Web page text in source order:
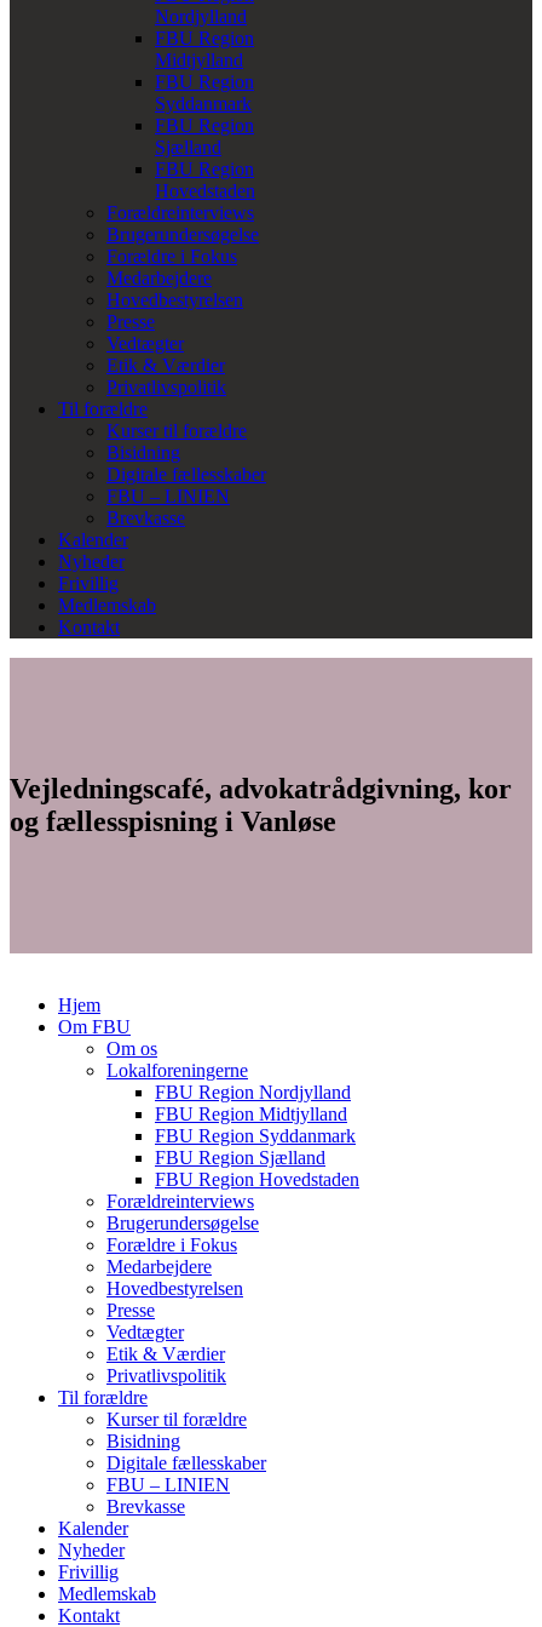
Nordjylland
FBU Region
Midtjylland
FBU Region
Syddanmark
FBU Region
Sjælland
FBU Region
Hovedstaden
Forældreinterviews
Brugerundersøgelse
Forældre i Fokus
Medarbejdere
Hovedbestyrelsen
Presse
Vedtægter
Etik & Værdier
Privatlivspolitik
Til forældre
Kurser til forældre
Bisidning
Digitale fællesskaber
FBU – LINIEN
Brevkasse
Kalender
Nyheder
Frivillig
Medlemskab
Kontakt
Vejledningscafé, advokatrådgivning, kor
og fællesspisning i Vanløse
Hjem
Om FBU
Om os
Lokalforeningerne
FBU Region Nordjylland
FBU Region Midtjylland
FBU Region Syddanmark
FBU Region Sjælland
FBU Region Hovedstaden
Forældreinterviews
Brugerundersøgelse
Forældre i Fokus
Medarbejdere
Hovedbestyrelsen
Presse
Vedtægter
Etik & Værdier
Privatlivspolitik
Til forældre
Kurser til forældre
Bisidning
Digitale fællesskaber
FBU – LINIEN
Brevkasse
Kalender
Nyheder
Frivillig
Medlemskab
Kontakt